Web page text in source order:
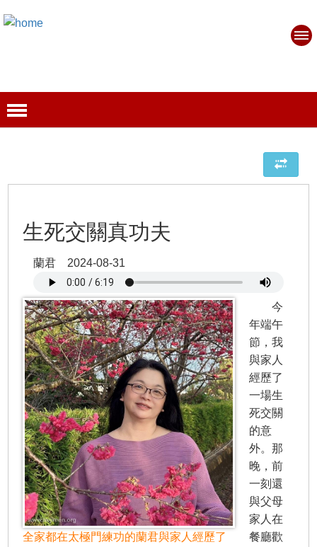
生死交關真功夫
蘭君 2024-08-31
全家都在太極門練功的蘭君與家人經歷了
今
年端午
節，我
與家人
經歷了
一場生
死交關
的意
外。那
晚，前
一刻還
與父母
家人在
餐廳歡